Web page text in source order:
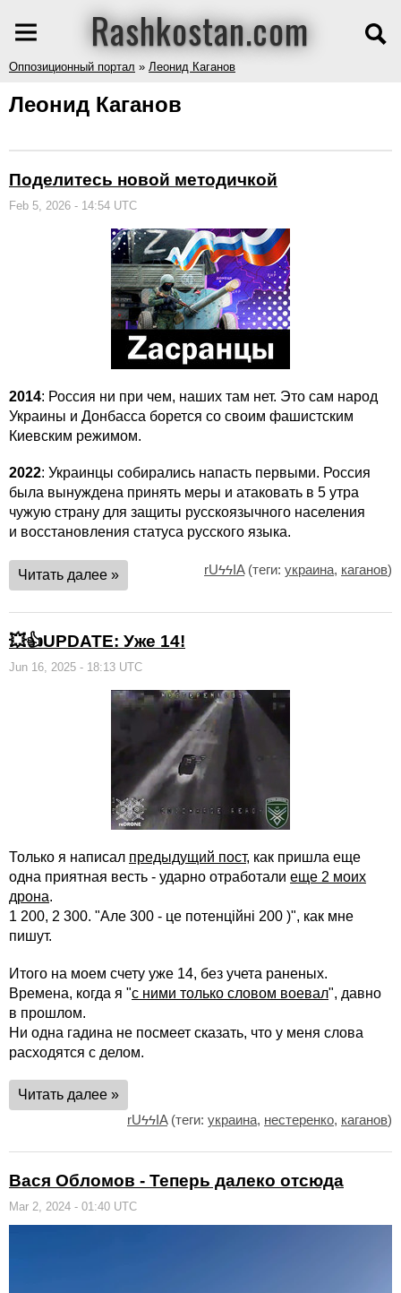
Rashkostan.com
Оппозиционный портал » Леонид Каганов
Леонид Каганов
Поделитесь новой методичкой
Feb 5, 2026 - 14:54 UTC
2014: Россия ни при чем, наших там нет. Это сам народ
Украины и Донбасса борется со своим фашистским
Киевским режимом.
2022: Украинцы собирались напасть первыми. Россия
была вынуждена принять меры и атаковать в 5 утра
чужую страну для защиты русскоязычного населения
и восстановления статуса русского языка.
Читать далее » rUϟϟIA(теги: украина, каганов)
💥👍UPDATE: Уже 14!
Jun 16, 2025 - 18:13 UTC
Только я написал предыдущий пост, как пришла еще
одна приятная весть - ударно отработали еще 2 моих
дрона.
1 200, 2 300. "Але 300 - це потенційні 200 )", как мне
пишут.
Итого на моем счету уже 14, без учета раненых.
Времена, когда я "с ними только словом воевал", давно
в прошлом.
Ни одна гадина не посмеет сказать, что у меня слова
расходятся с делом.
Читать далее »
rUϟϟIA(теги: украина, нестеренко, каганов)
Вася Обломов - Теперь далеко отсюда
Mar 2, 2024 - 01:40 UTC